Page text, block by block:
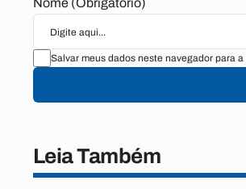
Nome (Obrigatório)
Salvar meus dados neste navegador para
Leia Também